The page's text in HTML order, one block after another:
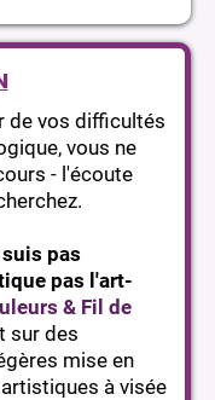
de vos difficultés
vous ne
- l'écoute
pas
pas l'art-
& Fil de
sur des
mise en
à visée